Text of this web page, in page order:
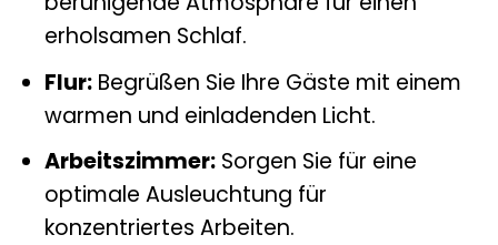
erholsamen Schlaf.
Flur:Begrüßen Sie Ihre Gäste mit einem
warmen und einladenden Licht.
Arbeitszimmer:Sorgen Sie für eine
optimale Ausleuchtung für
konzentriertes Arbeiten.